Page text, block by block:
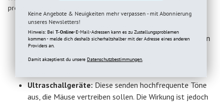
professionelle Produkte.
Pfefferminzöl:
Pfefferminzöl und platziere sie in Ecken oder unter den
Sitzen. Der starke Geruch schreckt Mäuse ab.
Essig:Ähnlich wie Pfefferminzöl wirkt Essig als
Ultraschallgeräte:Diese senden hochfrequente Töne
aus, die Mäuse vertreiben sollen. Die Wirkung ist jedoch
Keine Angebote & Neuigkeiten mehr verpassen - mit Abonnierung
unseres Newsletters!
Hinweis: Bei T-Online-E-Mail-Adressen kann es zu Zustellungsproblemen
kommen - melde dich deshalb sicherhaltshalber mit der Adresse eines anderen
Providers an.
Damit akzeptierst du unsere Datenschutzbestimmungen.